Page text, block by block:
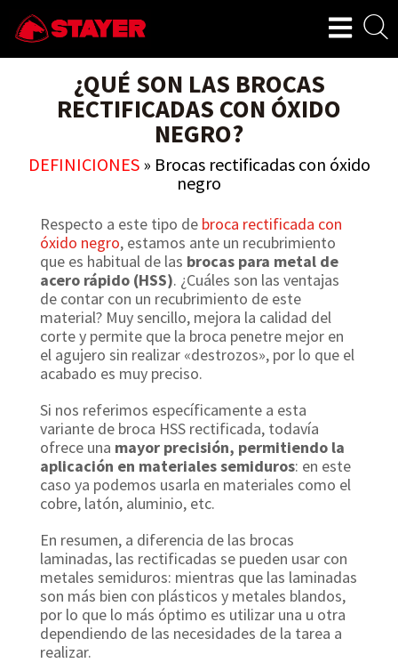
¿QUÉ SON LAS BROCAS
RECTIFICADAS CON ÓXIDO
NEGRO?
DEFINICIONES» Brocas rectificadas con óxido
negro
Respecto a este tipo de broca rectificada con
óxido negro, estamos ante un recubrimiento
que es habitual de las brocas para metal de
acero rápido (HSS). ¿Cuáles son las ventajas
de contar con un recubrimiento de este
material? Muy sencillo, mejora la calidad del
corte y permite que la broca penetre mejor en
el agujero sin realizar «destrozos», por lo que el
acabado es muy preciso.
Si nos referimos específicamente a esta
variante de broca HSS rectificada, todavía
ofrece una mayor precisión, permitiendo la
aplicación en materiales semiduros: en este
caso ya podemos usarla en materiales como el
cobre, latón, aluminio, etc.
En resumen, a diferencia de las brocas
laminadas, las rectificadas se pueden usar con
metales semiduros: mientras que las laminadas
son más bien con plásticos y metales blandos,
por lo que lo más óptimo es utilizar una u otra
dependiendo de las necesidades de la tarea a
realizar.